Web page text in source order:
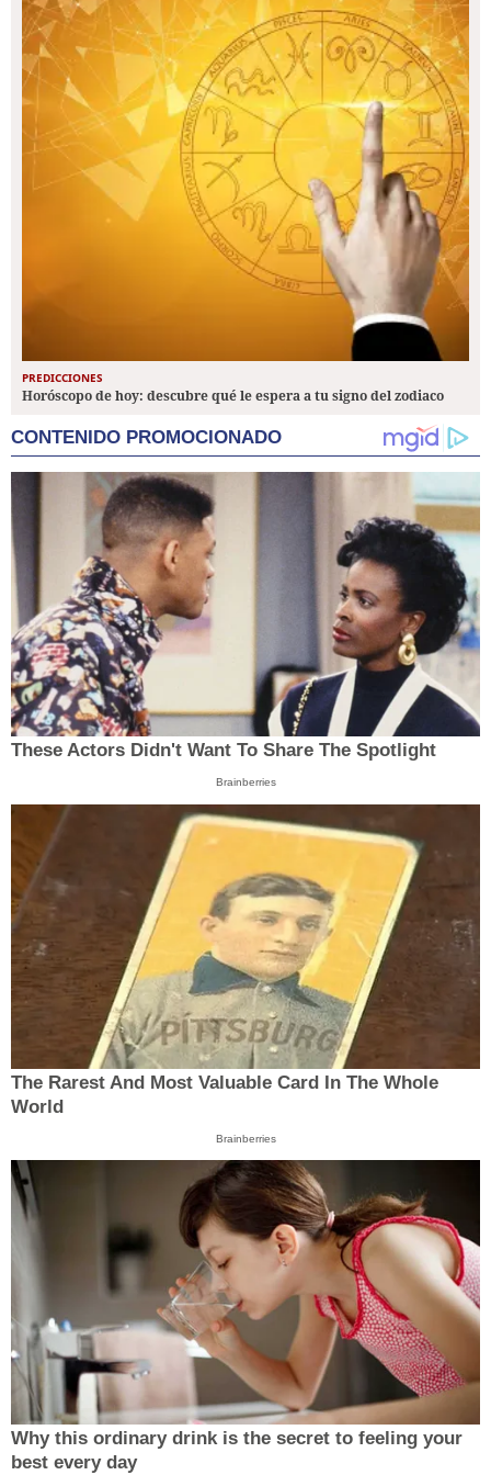
PREDICCIONES
Horóscopo de hoy: descubre qué le espera a tu signo del zodiaco
CONTENIDO PROMOCIONADO
These Actors Didn't Want To Share The Spotlight
Brainberries
The Rarest And Most Valuable Card In The Whole
World
Brainberries
Why this ordinary drink is the secret to feeling your
best every day